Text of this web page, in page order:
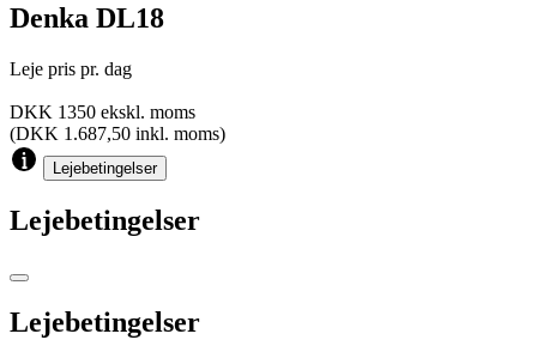
Denka DL18
Leje pris pr. dag
DKK 1350 ekskl. moms
(DKK 1.687,50 inkl. moms)
Lejebetingelser
Lejebetingelser
Lejebetingelser